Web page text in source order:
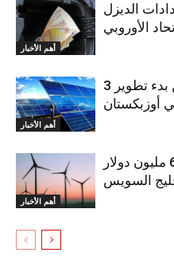
أهم الأخبار
الديزل
الأوروبي
أهم الأخبار
مصدر الإماراتية تعلن بدء تطوير 3
أهم الأخبار
مصر.. توقيع‭ ‬اتفاقية بـ 680 مليون دولار